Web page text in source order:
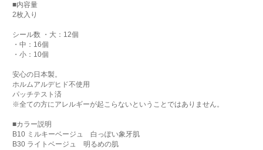
■内容量
2枚入り
シール数 ・大：12個
・中：16個
・小：10個
安心の日本製。
ホルムアルデヒド不使用
パッチテスト済
※全ての方にアレルギーが起こらないということではありません。
■カラー説明
B10 ミルキーベージュ 白っぽい象牙肌
B30 ライトベージュ 明るめの肌